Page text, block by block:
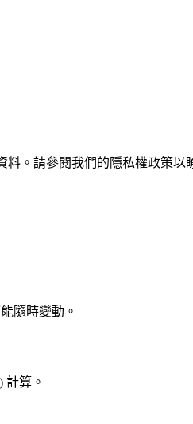
。請參閱我們的隱私權政策以
隨時變動。
算。